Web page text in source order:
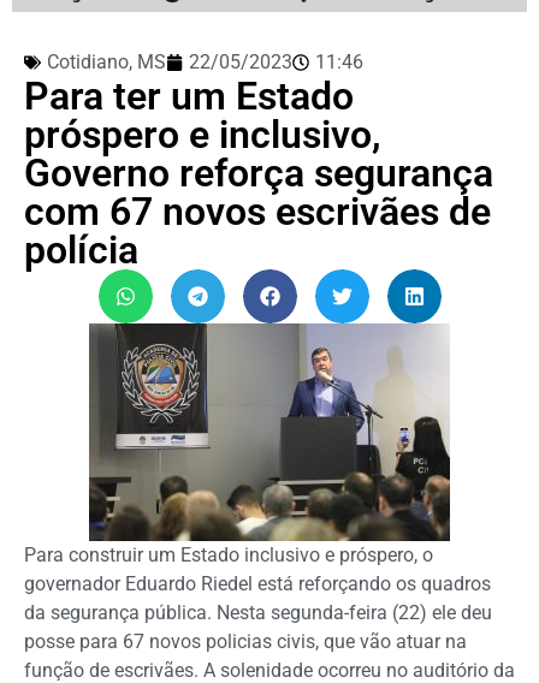
Cotidiano, MS 22/05/2023 11:46
Para ter um Estado
próspero e inclusivo,
Governo reforça segurança
com 67 novos escrivães de
polícia
Para construir um Estado inclusivo e próspero, o
governador Eduardo Riedel está reforçando os quadros
da segurança pública. Nesta segunda-feira (22) ele deu
posse para 67 novos policias civis, que vão atuar na
função de escrivães. A solenidade ocorreu no auditório da